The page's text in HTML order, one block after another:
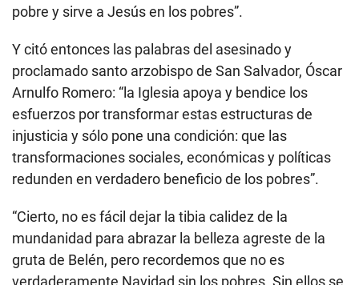
pobre y sirve a Jesús en los pobres”.
Y citó entonces las palabras del asesinado y
proclamado santo arzobispo de San Salvador, Óscar
Arnulfo Romero: “la Iglesia apoya y bendice los
esfuerzos por transformar estas estructuras de
injusticia y sólo pone una condición: que las
transformaciones sociales, económicas y políticas
redunden en verdadero beneficio de los pobres”.
“Cierto, no es fácil dejar la tibia calidez de la
mundanidad para abrazar la belleza agreste de la
gruta de Belén, pero recordemos que no es
verdaderamente Navidad sin los pobres. Sin ellos se